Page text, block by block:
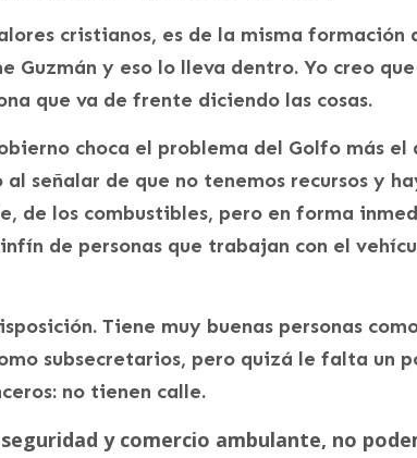
cristianos, es de la misma formación
Guzmán y eso lo lleva dentro. Yo creo
que va de frente diciendo las cosas.
choca el problema del Golfo más
señalar de que no tenemos recursos y
de los combustibles, pero en forma
de personas que trabajan con el
Tiene muy buenas personas
subsecretarios, pero quizá le falta un
no tienen calle.
y comercio ambulante, no